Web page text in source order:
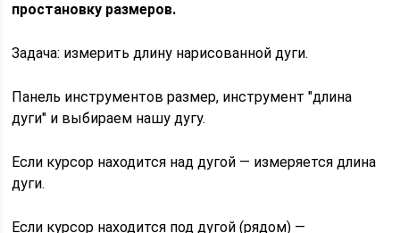
простановку размеров.
Задача: измерить длину нарисованной дуги.
Панель инструментов размер, инструмент "длина
дуги" и выбираем нашу дугу.
Если курсор находится над дугой — измеряется длина
дуги.
Если курсор находится под дугой (рядом) —